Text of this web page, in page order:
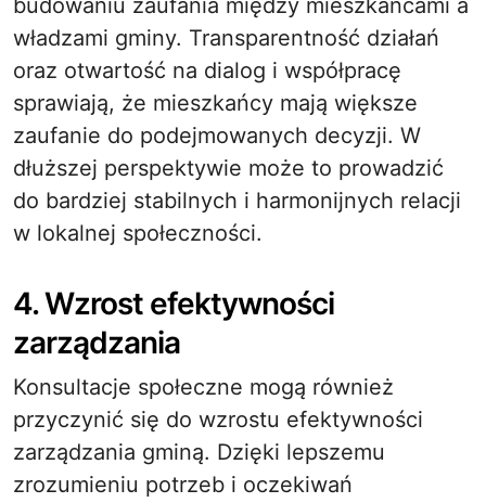
budowaniu zaufania między mieszkańcami a
władzami gminy. Transparentność działań
oraz otwartość na dialog i współpracę
sprawiają, że mieszkańcy mają większe
zaufanie do podejmowanych decyzji. W
dłuższej perspektywie może to prowadzić
do bardziej stabilnych i harmonijnych relacji
w lokalnej społeczności.
4. Wzrost efektywności
zarządzania
Konsultacje społeczne mogą również
przyczynić się do wzrostu efektywności
zarządzania gminą. Dzięki lepszemu
zrozumieniu potrzeb i oczekiwań